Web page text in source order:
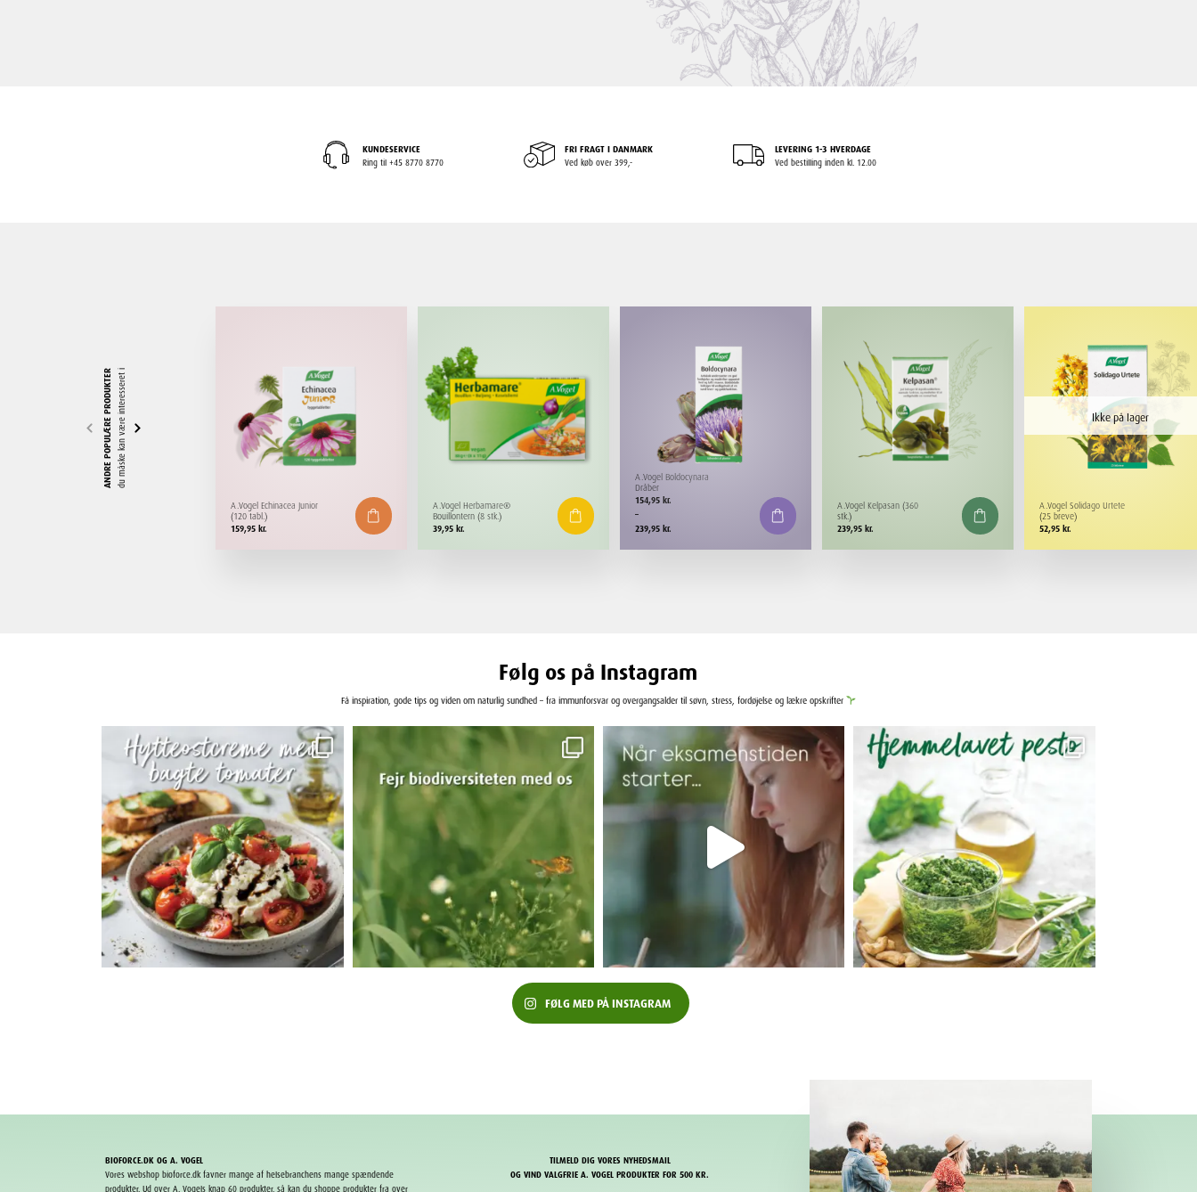
KUNDESERVICE
Ring til +45 8770 8770
FRI FRAGT I DANMARK
Ved køb over 399,-
LEVERING 1-3 HVERDAGE
Ved bestilling inden kl. 12.00
ANDRE POPULÆRE PRODUKTERdu måske kan være interesseret i
A.Vogel Echinacea Junior
(120 tabl.)
159,95 kr.
A.Vogel Herbamare®
Bouillontern (8 stk.)
39,95 kr.
A.Vogel Boldocynara
Dråber
154,95 kr.
–
239,95 kr.
Prisinterval:
154,95 kr.
til
A.Vogel Kelpasan (360
stk.)
239,95 kr.
A.Vogel Solidago Urtete
(25 breve)
52,95 kr.
Ikke på lager
Følg os på Instagram
Få inspiration, gode tips og viden om naturlig sundhed – fra immunforsvar og overgangsalder til søvn, stress, fordøjelse og lækre opskrifter
FØLG MED PÅ INSTAGRAM
BIOFORCE.DK OG A. VOGEL
Vores webshop bioforce.dk favner mange af helsebranchens mange spændende
produkter. Ud over A. Vogels knap 60 produkter, så kan du shoppe produkter fra over
TILMELD DIG VORES NYHEDSMAIL
OG VIND VALGFRIE A. VOGEL PRODUKTER FOR 500 KR.